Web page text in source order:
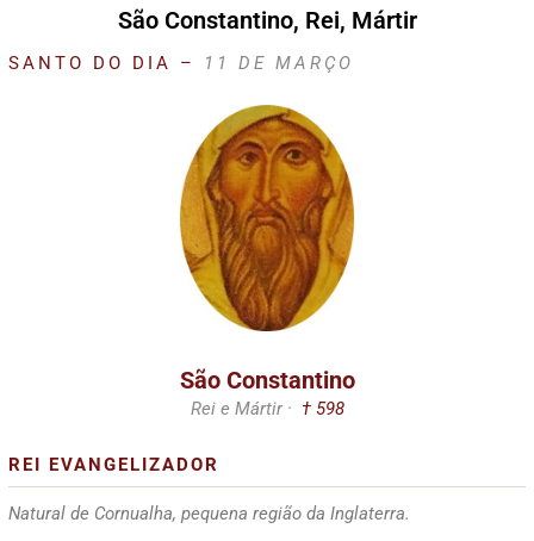
São Constantino, Rei, Mártir
SANTO DO DIA – 11 DE MARÇO
São Constantino
Rei e Mártir · † 598
REI EVANGELIZADOR
Natural de Cornualha, pequena região da Inglaterra.